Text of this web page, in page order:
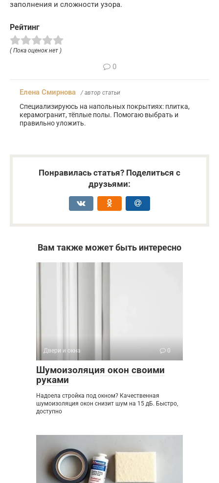
заполнения и сложности узора.
Рейтинг
( Пока оценок нет )
0
Елена Смирнова / автор статьи
Специализируюсь на напольных покрытиях: плитка,
керамогранит, тёплые полы. Помогаю выбрать и
правильно уложить.
Понравилась статья? Поделиться с
друзьями:
Вам также может быть интересно
Двери и окна 0
Шумоизоляция окон своими
руками
Надоела стройка под окном? Качественная
шумоизоляция окон снизит шум на 15 дБ. Быстро,
доступно